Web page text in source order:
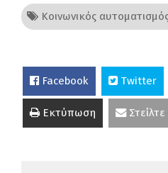
Κοινωνικός
Facebook Twitter
Εκτύπωση